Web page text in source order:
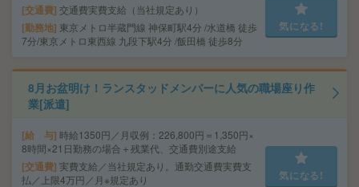
交通費 交通費実費支給（当社規定あり）
勤務地 東京メトロ半蔵門線 神保町駅4分 /水道橋 徒歩
7分/東京メトロ東西線 九段下駅4分 /飯田橋 徒歩8分
気になる!
8月お盆明け！ランスタッドメンバーに人気の職場座り作
業[派遣]
給 与 時給1350円／月収例：226,800円＝1,350円×
8時間×21日勤務の場合＋残業代、交通費別途支給
交通費 実費支給／当社規定あり。通勤交通費実費支
払／上限4万円／月※規定あり
気になる!